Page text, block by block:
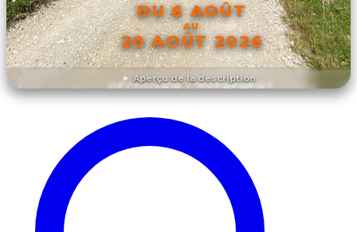
Aperçu de la description
DU 6 AOÛT
AU
20 AOÛT 2026
DÉCOUVRIR L'ÉVÉNEMENT